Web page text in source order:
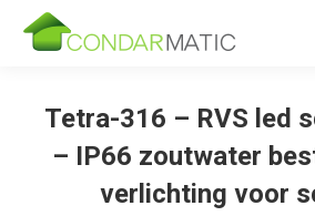
Tetra-316 – RVS led
– IP66 zoutwater
verlichting voor